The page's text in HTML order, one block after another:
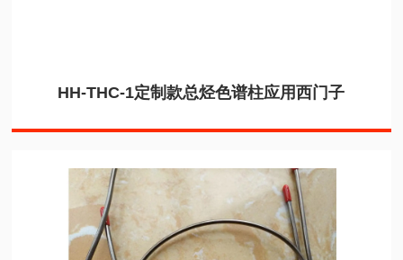
HH-THC-1定制款总烃色谱柱应用西门子